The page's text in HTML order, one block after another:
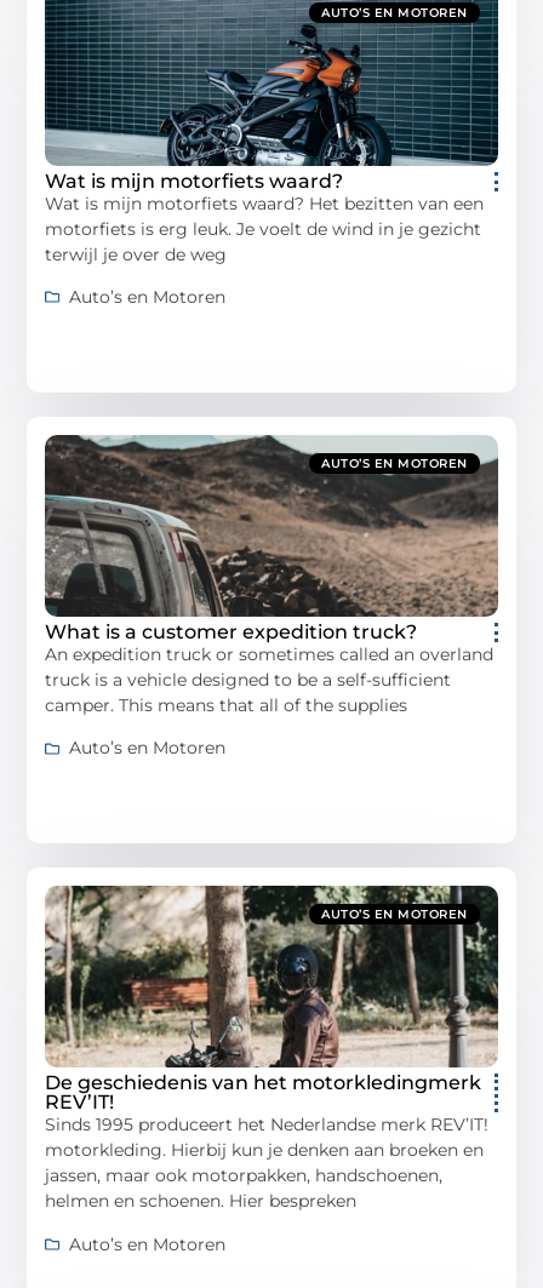
AUTO’S EN MOTOREN
Wat is mijn motorfiets waard?
Wat is mijn motorfiets waard? Het bezitten van een
motorfiets is erg leuk. Je voelt de wind in je gezicht
terwijl je over de weg
Auto’s en Motoren
AUTO’S EN MOTOREN
What is a customer expedition truck?
An expedition truck or sometimes called an overland
truck is a vehicle designed to be a self-sufficient
camper. This means that all of the supplies
Auto’s en Motoren
AUTO’S EN MOTOREN
De geschiedenis van het motorkledingmerk
REV’IT!
Sinds 1995 produceert het Nederlandse merk REV’IT!
motorkleding. Hierbij kun je denken aan broeken en
jassen, maar ook motorpakken, handschoenen,
helmen en schoenen. Hier bespreken
Auto’s en Motoren